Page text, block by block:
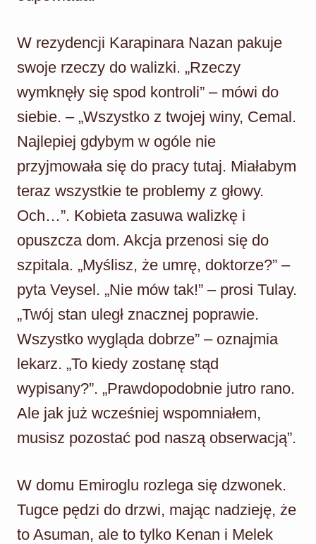
W rezydencji Karapinara Nazan pakuje
swoje rzeczy do walizki. „Rzeczy
wymknęły się spod kontroli” – mówi do
siebie. – „Wszystko z twojej winy, Cemal.
Najlepiej gdybym w ogóle nie
przyjmowała się do pracy tutaj. Miałabym
teraz wszystkie te problemy z głowy.
Och…”. Kobieta zasuwa walizkę i
opuszcza dom. Akcja przenosi się do
szpitala. „Myślisz, że umrę, doktorze?” –
pyta Veysel. „Nie mów tak!” – prosi Tulay.
„Twój stan uległ znacznej poprawie.
Wszystko wygląda dobrze” – oznajmia
lekarz. „To kiedy zostanę stąd
wypisany?”. „Prawdopodobnie jutro rano.
Ale jak już wcześniej wspomniałem,
musisz pozostać pod naszą obserwacją”.
W domu Emiroglu rozlega się dzwonek.
Tugce pędzi do drzwi, mając nadzieję, że
to Asuman, ale to tylko Kenan i Melek